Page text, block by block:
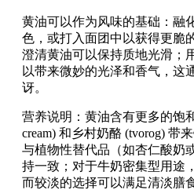
黄油可以作为风味的基础：融
色，或打入面团中以获得更脆
澄清黄油可以保持质地光滑；
以带来微妙的光泽和香气，这
讶。
营养说明：黄油含有更多的饱
cream) 和乡村奶酪 (tvorog) 带
与植物性替代品（如杏仁酸奶
持一致；对于牛奶密集型用途
而较淡的选择可以满足清淡膳